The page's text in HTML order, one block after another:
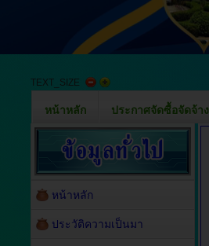
TEXT_SIZE
หน้าหลัก ประกาศจัดซื้อจัดจ้าง
หน้าหลัก
ประวัติความเป็นมา